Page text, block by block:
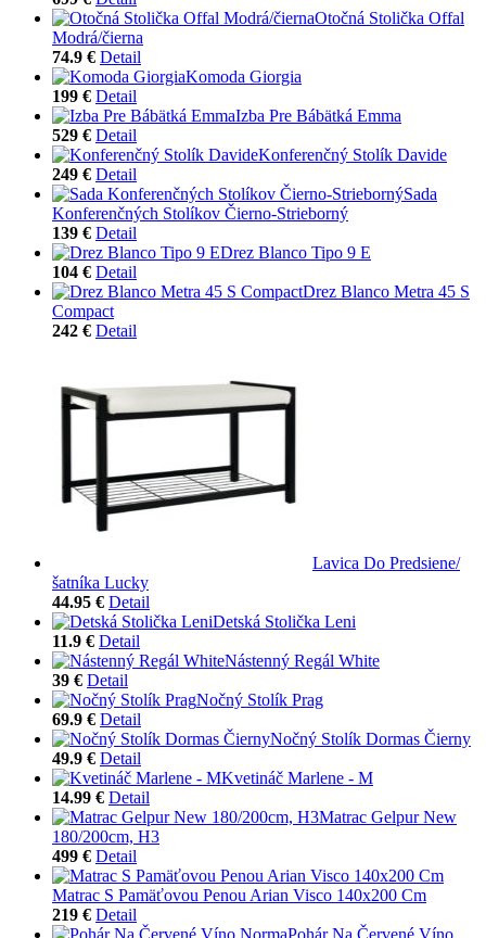
Otočná Stolička Offal
Modrá/čierna
74.9 € Detail
Komoda Giorgia
199 € Detail
Izba Pre Bábätká Emma
529 € Detail
Konferenčný Stolík Davide
249 € Detail
Sada
Konferenčných Stolíkov Čierno-Strieborný
139 € Detail
Drez Blanco Tipo 9 E
104 € Detail
Drez Blanco Metra 45 S
Compact
242 € Detail
Lavica Do Predsiene/
šatníka Lucky
44.95 € Detail
Detská Stolička Leni
11.9 € Detail
Nástenný Regál White
39 € Detail
Nočný Stolík Prag
69.9 € Detail
Nočný Stolík Dormas Čierny
49.9 € Detail
Kvetináč Marlene - M
14.99 € Detail
Matrac Gelpur New
180/200cm, H3
499 € Detail
Matrac S Pamäťovou Penou Arian Visco 140x200 Cm
219 € Detail
Pohár Na Červené Víno